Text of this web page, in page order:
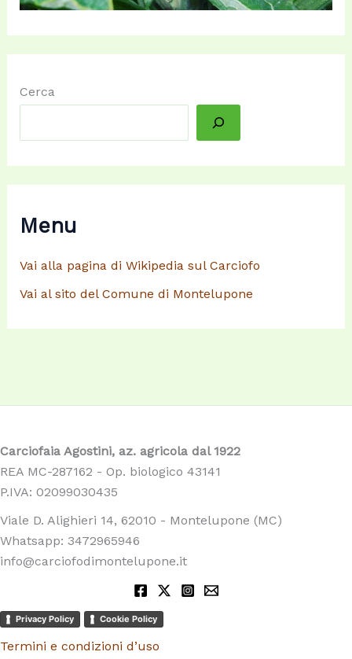
Cerca
Menu
Vai alla pagina di Wikipedia sul Carciofo
Vai al sito del Comune di Montelupone
Carciofaia Agostini, az. agricola dal 1922
REA MC-287162 - Op. biologico 43141
P.IVA: 02099030435
Viale D. Alighieri 14, 62010 - Montelupone (MC)
Whatsapp: 3472965946
info@carciofodimontelupone.it
Privacy Policy Cookie Policy
Termini e condizioni d’uso